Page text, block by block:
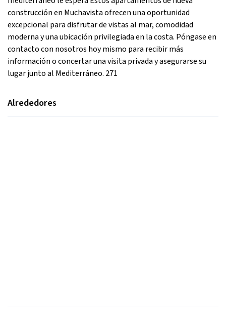
construcción en Muchavista ofrecen una oportunidad
excepcional para disfrutar de vistas al mar, comodidad
moderna y una ubicación privilegiada en la costa. Póngase en
contacto con nosotros hoy mismo para recibir más
información o concertar una visita privada y asegurarse su
lugar junto al Mediterráneo. 271
Alrededores